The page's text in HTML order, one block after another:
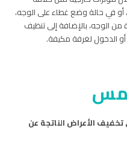
أو في حالة وضع غطاء على الوجه،
الوجه، بالإضافة إلى تنظيف
أو الدخول لغرفة مكيفة.
الأعراض الناتجة عن